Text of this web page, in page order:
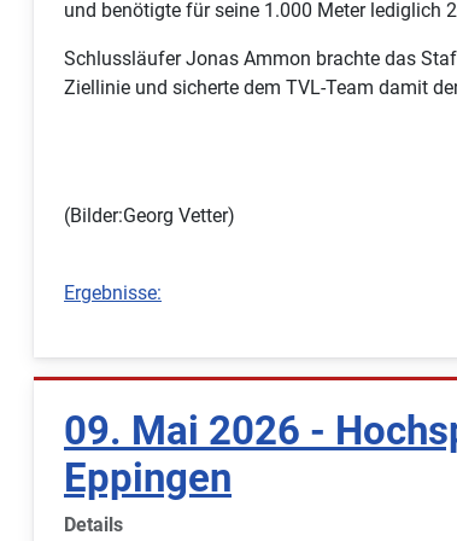
und benötigte für seine 1.000 Meter lediglich
Schlussläufer Jonas Ammon brachte das
Ziellinie und sicherte dem TVL-Team damit
(Bilder:Georg Vetter)
Ergebnisse:
09. Mai 2026 -
Eppingen
Details